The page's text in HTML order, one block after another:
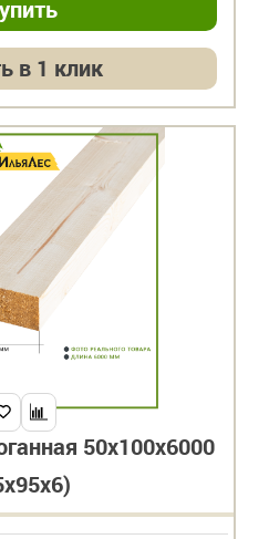
в 1 клик
50х100х6000